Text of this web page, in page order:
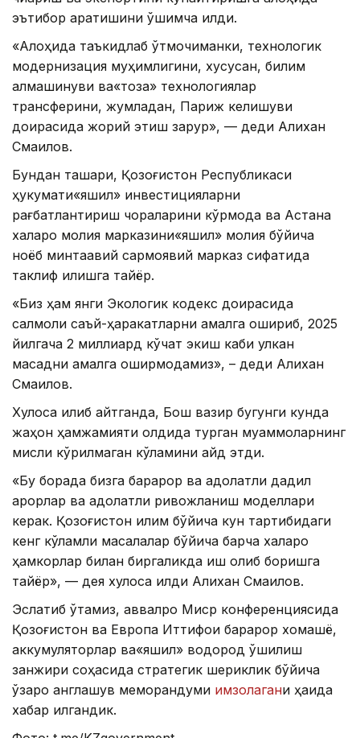
эътибор қаратишини қўшимча қилди.
«Алоҳида таъкидлаб ўтмоқчиманки, технологик
модернизация муҳимлигини, хусусан, билим
алмашинуви ва«тоза» технологиялар
трансферини, жумладан, Париж келишуви
доирасида жорий этиш зарур», — деди Алихан
Смаилов.
Бундан ташқари, Қозоғистон Республикаси
ҳукумати«яшил» инвестицияларни
рағбатлантириш чораларини кўрмоқда ва Астана
халқаро молия марказини«яшил» молия бўйича
ноёб минтақавий сармоявий марказ сифатида
таклиф қилишга тайёр.
«Биз ҳам янги Экологик кодекс доирасида
салмоқли саъй-ҳаракатларни амалга ошириб, 2025
йилгача 2 миллиард кўчат экиш каби улкан
мақсадни амалга оширмоқдамиз», – деди Алихан
Смаилов.
Хулоса қилиб айтганда, Бош вазир бугунги кунда
жаҳон ҳамжамияти олдида турган муаммоларнинг
мисли кўрилмаган кўламини қайд этди.
«Бу борада бизга барқарор ва адолатли дадил
қарорлар ва адолатли ривожланиш моделлари
керак. Қозоғистон иқлим бўйича кун тартибидаги
кенг кўламли масалалар бўйича барча халқаро
ҳамкорлар билан биргаликда иш олиб боришга
тайёр», — дея хулоса қилди Алихан Смаилов.
Эслатиб ўтамиз, аввалроқ Миср конференциясида
Қозоғистон ва Европа Иттифоқи барқарор хомашё,
аккумуляторлар ва«яшил» водород қўшилиш
занжири соҳасида стратегик шериклик бўйича
ўзаро англашув меморандуми имзолагани ҳақида
хабар қилгандик.